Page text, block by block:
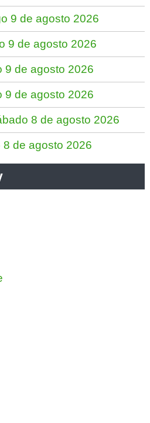
9 de agosto 2026
9 de agosto 2026
9 de agosto 2026
9 de agosto 2026
8 de agosto 2026
de agosto 2026